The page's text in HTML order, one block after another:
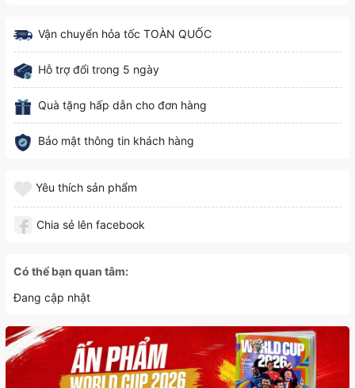
Vận chuyển hỏa tốc TOÀN QUỐC
Hỗ trợ đổi trong 5 ngày
Quà tặng hấp dẫn cho đơn hàng
Bảo mật thông tin khách hàng
Yêu thích sản phẩm
Chia sẻ lên facebook
Có thể bạn quan tâm:
Đang cập nhật